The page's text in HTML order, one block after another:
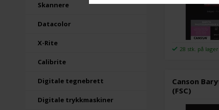
Skannere
Datacolor
X-Rite
Calibrite
Digitale tegnebrett
Digitale trykkmaskiner
28 stk. på lager
Canson
(FSC)